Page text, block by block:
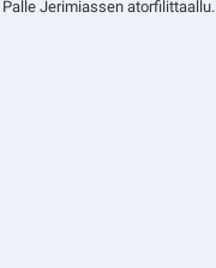
Palle Jerimiassen atorfilittaallu.